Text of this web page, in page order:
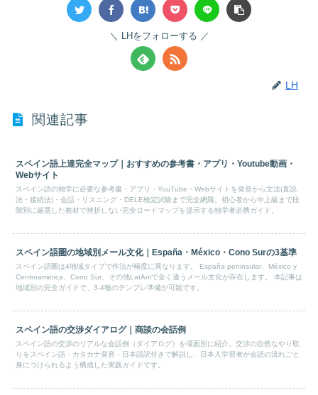
LHをフォローする
LH
関連記事
スペイン語上達完全マップ｜おすすめの参考書・アプリ・Youtube動画・
Webサイト
スペイン語の独学に必要な参考書・アプリ・YouTube・Webサイトを発音から文法(直説
法・接続法)・会話・リスニング・DELE検定試験まで完全網羅。初心者から中上級まで段
階別に厳選した教材で挫折しない完全ロードマップを提示する独学者必携ガイド。
スペイン語圏の地域別メール文化｜España・México・Cono Surの3基準
スペイン語圏は4地域タイプで作法が極度に異なります。 España peninsular、México y
Centroamérica、Cono Sur、その他LatAmで全く違うメール文化が存在します。 本記事は
地域別の完全ガイドで、3-4種のテンプレ準備が可能です。
スペイン語の交渉ダイアログ｜商談の会話例
スペイン語の交渉のリアルな会話例（ダイアログ）を場面別に紹介。交渉の自然なやり取
りをスペイン語・カタカナ発音・日本語訳付きで解説し、日本人学習者が会話の流れごと
身につけられるよう構成した実践ガイドです。